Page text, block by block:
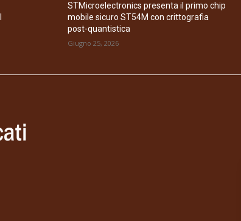
STMicroelectronics presenta il primo chip
mobile sicuro ST54M con crittografia
post-quantistica
Giugno 25, 2026